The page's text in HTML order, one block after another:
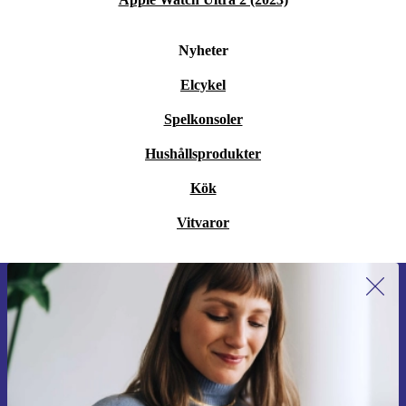
Nyheter
Elcykel
Spelkonsoler
Hushållsprodukter
Kök
Vitvaror
Anmäl dig till vårt nyhetsbrev för
första gången och spara 200 kr!
Missa aldrig ett erbjudande igen.